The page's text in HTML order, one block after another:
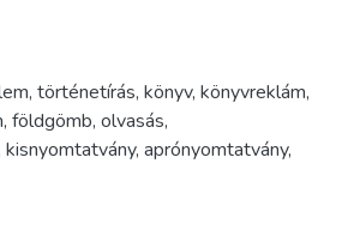
, történetírás, könyv, könyvreklám,
, földgömb, olvasás,
kisnyomtatvány, aprónyomtatvány,